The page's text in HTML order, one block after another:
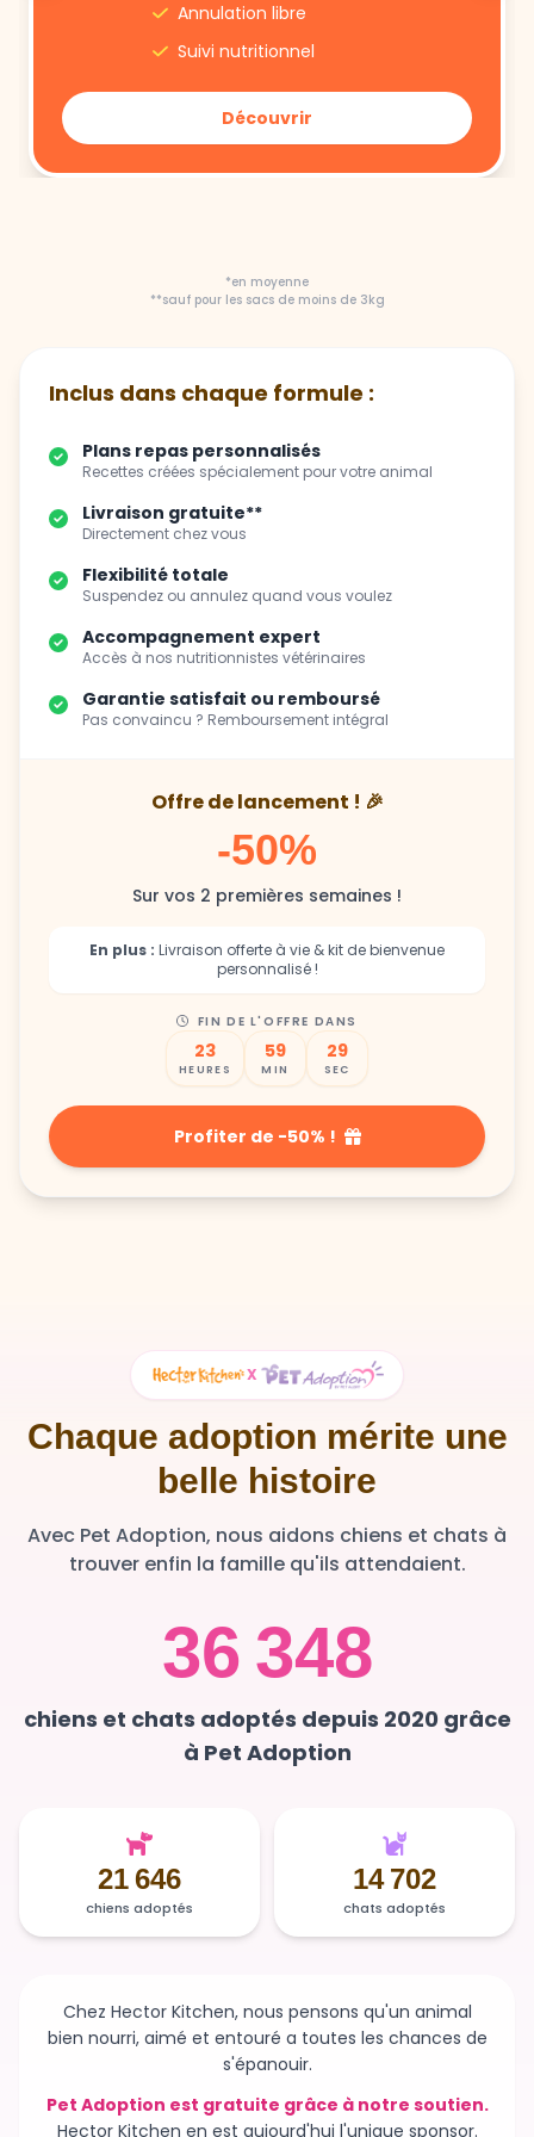
Annulation libre
Suivi nutritionnel
Découvrir
*en moyenne
**sauf pour les sacs de moins de 3kg
Inclus dans chaque formule :
Plans repas personnalisés
Recettes créées spécialement pour votre animal
Livraison gratuite**
Directement chez vous
Flexibilité totale
Suspendez ou annulez quand vous voulez
Accompagnement expert
Accès à nos nutritionnistes vétérinaires
Garantie satisfait ou remboursé
Pas convaincu ? Remboursement intégral
Offre de lancement ! 🎉
-50%
Sur vos 2 premières semaines !
En plus : Livraison offerte à vie & kit de bienvenue
personnalisé !
FIN DE L'OFFRE DANS
23
HEURES
59
MIN
27
SEC
Profiter de -50% !
X
Chaque adoption mérite une
belle histoire
Avec Pet Adoption, nous aidons chiens et chats à
trouver enfin la famille qu'ils attendaient.
36 348
chiens et chats adoptés depuis 2020 grâce
à Pet Adoption
21 646
chiens adoptés
14 702
chats adoptés
Chez Hector Kitchen, nous pensons qu'un animal
bien nourri, aimé et entouré a toutes les chances de
s'épanouir.
Pet Adoption est gratuite grâce à notre soutien.
Hector Kitchen en est aujourd'hui l'unique sponsor.